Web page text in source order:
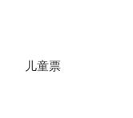
儿童票